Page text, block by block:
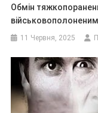
Обмін
11 Червня, 2025